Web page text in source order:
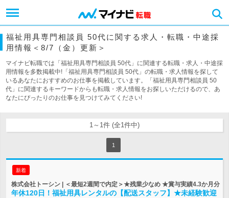
福祉用具専門相談員 50代に関する求人・転職・中途採
用情報＜8/7（金）更新＞
マイナビ転職では「福祉用具専門相談員 50代」に関連する転職・求人・中途採
用情報を多数掲載中!「福祉用具専門相談員 50代」の転職・求人情報を探して
いるあなたにおすすめのお仕事を掲載しています。「福祉用具専門相談員 50
代」に関連するキーワードからも転職・求人情報をお探しいただけるので、あ
なたにぴったりのお仕事を見つけてみてください!
1～1件 (全1件中)
1
新着
株式会社トーシン | ＜最短2週間で内定＞★残業少なめ ★賞与実績4.3か月分
年休120日！福祉用具レンタルの【配送スタッフ】★未経験歓迎